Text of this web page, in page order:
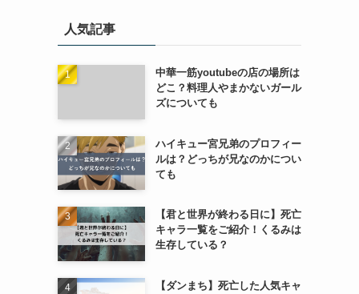
人気記事
中華一筋youtubeの店の場所は
どこ？料理人やまかないガール
ズについても
ハイキュー宮兄弟のプロフィー
ルは？どっちが兄なのかについ
ても
【君と世界が終わる日に】死亡
キャラ一覧をご紹介！くるみは
生存している？
【ダンまち】死亡した人気キャ